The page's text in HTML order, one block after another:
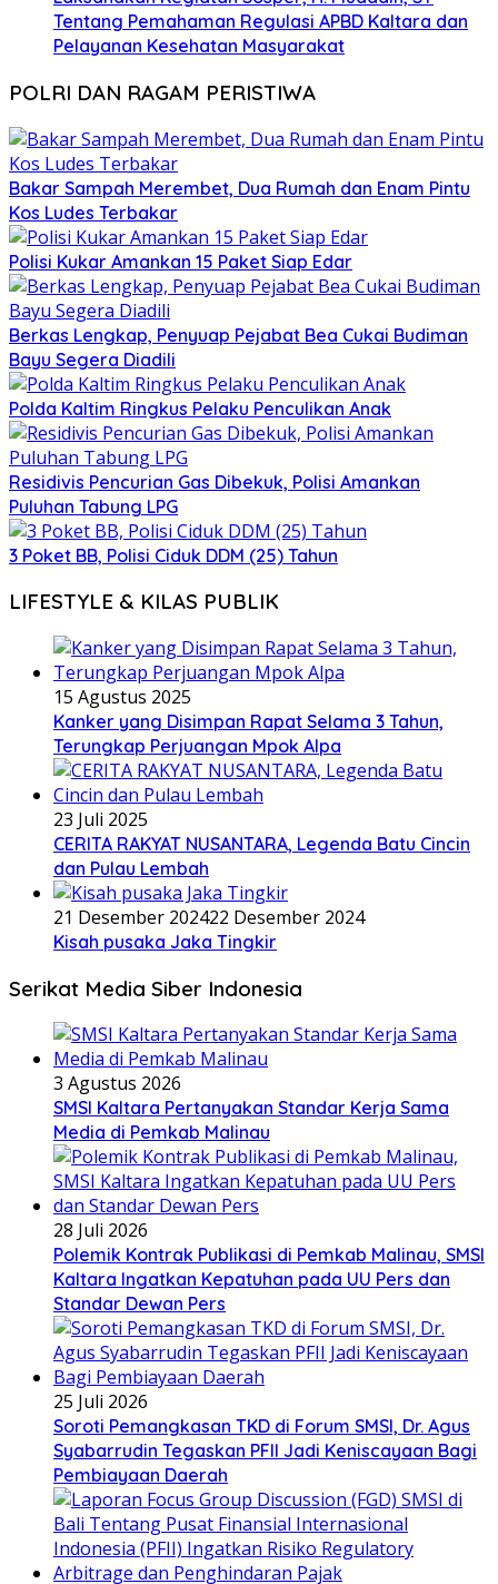
Tentang Pemahaman Regulasi APBD Kaltara dan
Pelayanan Kesehatan Masyarakat
POLRI DAN RAGAM PERISTIWA
Bakar Sampah Merembet, Dua Rumah dan Enam Pintu
Kos Ludes Terbakar
Polisi Kukar Amankan 15 Paket Siap Edar
Berkas Lengkap, Penyuap Pejabat Bea Cukai Budiman
Bayu Segera Diadili
Polda Kaltim Ringkus Pelaku Penculikan Anak
Residivis Pencurian Gas Dibekuk, Polisi Amankan
Puluhan Tabung LPG
3 Poket BB, Polisi Ciduk DDM (25) Tahun
LIFESTYLE & KILAS PUBLIK
15 Agustus 2025
Kanker yang Disimpan Rapat Selama 3 Tahun,
Terungkap Perjuangan Mpok Alpa
23 Juli 2025
CERITA RAKYAT NUSANTARA, Legenda Batu Cincin
dan Pulau Lembah
21 Desember 202422 Desember 2024
Kisah pusaka Jaka Tingkir
Serikat Media Siber Indonesia
3 Agustus 2026
SMSI Kaltara Pertanyakan Standar Kerja Sama
Media di Pemkab Malinau
28 Juli 2026
Polemik Kontrak Publikasi di Pemkab Malinau, SMSI
Kaltara Ingatkan Kepatuhan pada UU Pers dan
Standar Dewan Pers
25 Juli 2026
Soroti Pemangkasan TKD di Forum SMSI, Dr. Agus
Syabarrudin Tegaskan PFII Jadi Keniscayaan Bagi
Pembiayaan Daerah